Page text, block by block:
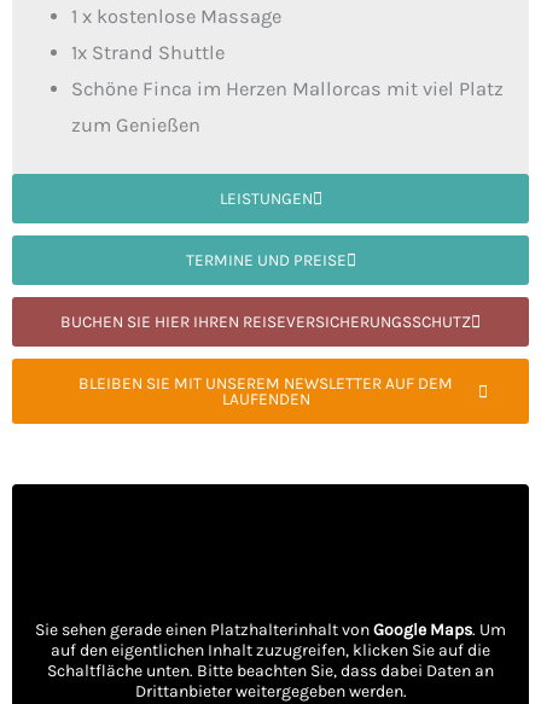
1 x kostenlose Massage
1x Strand Shuttle
Schöne Finca im Herzen Mallorcas mit viel Platz
zum Genießen
LEISTUNGEN
TERMINE UND PREISE
BUCHEN SIE HIER IHREN REISEVERSICHERUNGSSCHUTZ
BLEIBEN SIE MIT UNSEREM NEWSLETTER AUF DEM
LAUFENDEN
Sie sehen gerade einen Platzhalterinhalt vonGoogle Maps. Um
auf den eigentlichen Inhalt zuzugreifen, klicken Sie auf die
Schaltfläche unten. Bitte beachten Sie, dass dabei Daten an
Drittanbieter weitergegeben werden.